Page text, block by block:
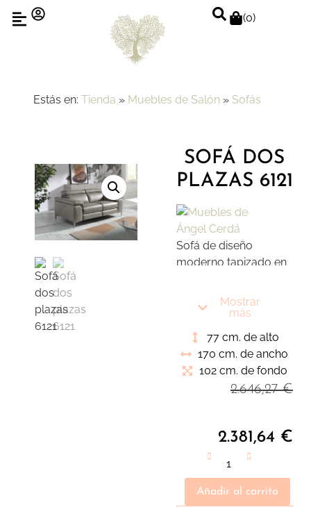
(0)
Estás en: Tienda » Muebles de Salón » Sofás
SOFÁ DOS
PLAZAS 6121
Sofá de diseño
moderno tapizado en
toque original y
elegante siguiendo las
últimas tendencias en
decoración. Versátil y
funcional de líneas
sencillas encaja a la
perfección en nuestro
Mostrar
más
77 cm. de alto
170 cm. de ancho
102 cm. de fondo
2.646,27€
2.381,64 €
Añadir al carrito